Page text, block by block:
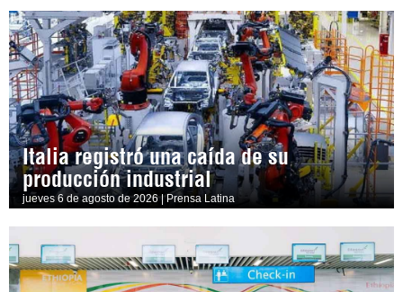
Italia registró una caída de su
producción industrial
jueves 6 de agosto de 2026 | Prensa Latina